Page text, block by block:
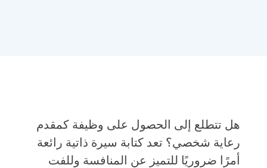
هل تتطلع إلى الحصول على وظيفة كمقدم
رعاية شخصي؟ تعد كتابة سيرة ذاتية رائعة
أمرًا ضروريًا للتميز عن المنافسة وللفت